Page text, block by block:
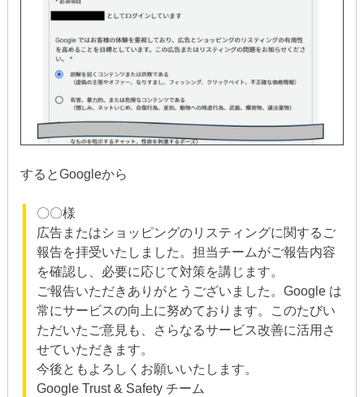
するとGoogleから
〇〇様
広告またはショッピングのリスティングに関するご
報告を拝受いたしました。担当チームがご報告内容
を確認し、必要に応じて対策を講じます。
ご報告いただきありがとうございました。Google は
常にサービスの向上に努めております。このたびい
ただいたご意見も、さらなるサービス改善に活用さ
せていただきます。
今後ともよろしくお願いいたします。
Google Trust & Safety チーム